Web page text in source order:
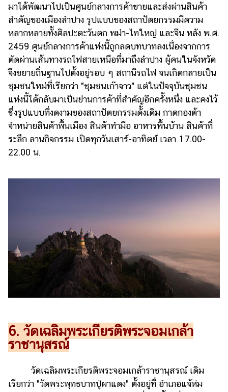
มาได้พัฒนาไปเป็นศูนย์กลางการค้าขายและส่งผ่านสินค้า
สำคัญของเมืองลำปาง รูปแบบของสถาปัตยกรรมมีความ
หลากหลายทั้งศิลปะตะวันตก พม่า-ไทใหญ่ และจีน หลัง พ.ศ.
2459 ศูนย์กลางการค้าแห่งนี้ถูกลดบทบาทลงเนื่องจากการ
ตัดผ่านเส้นทางรถไฟสายเหนือที่มาถึงลำปาง ผู้คนในจังหวัด
จึงขยายถิ่นฐานไปตั้งอยู่รอบ ๆ สถานีรถไฟ จนเกิดกลายเป็น
ชุมชนใหม่ที่เรียกว่า "ชุมชนเก๊าจาว" แต่ในปัจจุบันชุมชน
แห่งนี้ได้กลับมาเป็นย่านการค้าที่สำคัญอีกครั้งหนึ่ง และคงไว้
ซึ่งรูปแบบที่งดงามของสถาปัตยกรรมดั้งเดิม กาดกองต้า
จำหน่ายสินค้าพื้นเมือง สินค้าทำมือ อาหารพื้นบ้าน สินค้าที่
ระลึก ลานกิจกรรม เปิดทุกวันเสาร์-อาทิตย์ เวลา 17.00-
22.00 น.
6. วัดเฉลิมพระเกียรติพระจอมเกล้า
ราชานุสรณ์
วัดเฉลิมพระเกียรติพระจอมเกล้าราชานุสรณ์ เดิม
เรียกว่า "วัดพระพุทธบาทปู่ผาแดง" ตั้งอยู่ที่ อำเภอแจ้ห่ม